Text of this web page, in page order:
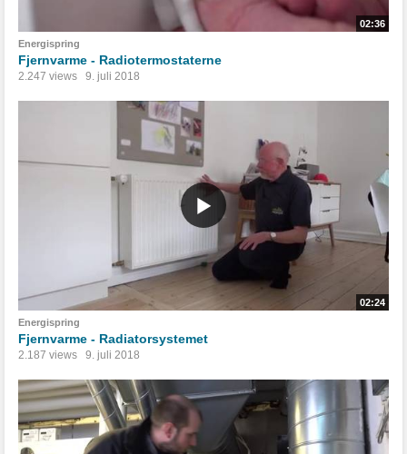
02:36
Energispring
Fjernvarme - Radiotermostaterne
2.247 views 9. juli 2018
02:24
Energispring
Fjernvarme - Radiatorsystemet
2.187 views 9. juli 2018